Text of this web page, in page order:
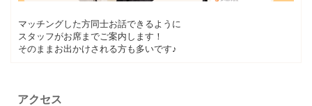
マッチングした方同士お話できるように
スタッフがお席までご案内します！
そのままお出かけされる方も多いです♪
アクセス